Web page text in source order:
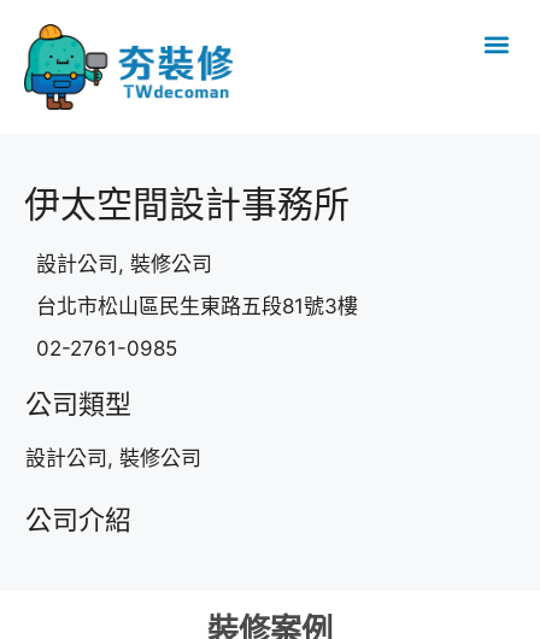
伊太空間設計事務所
設計公司, 裝修公司
台北市松山區民生東路五段81號3樓
02-2761-0985
公司類型
設計公司, 裝修公司
公司介紹
裝修案例